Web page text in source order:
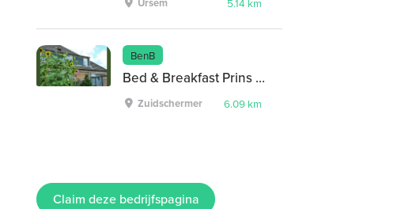
BenB
Bed & Breakfast Prins Hendrik
Zuidschermer 6.09 km
Claim deze bedrijfspagina